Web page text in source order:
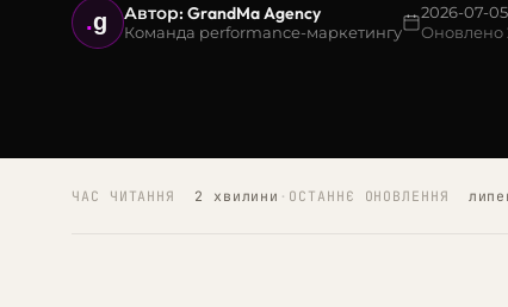
.g Автор: GrandMa Agency
Команда performance-маркетингу
2026-07-05
Оновлено
ЧАС ЧИТАННЯ 2 хвилини · ОСТАННЄ ОНОВЛЕННЯ